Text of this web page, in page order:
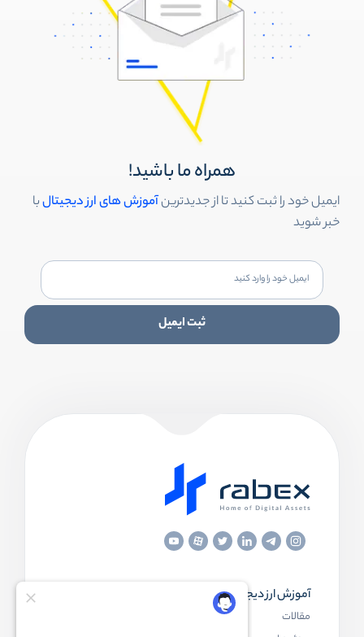
همراه ما باشید!
ایمیل خود را ثبت کنید تا از جدیدترینآموزش های ارز دیجیتالبا
خبر شوید
ثبت ایمیل
آموزش ارز دیجیتال
مقالات